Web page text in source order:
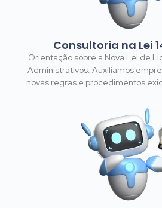
Consultoria na Lei
Orientação sobre a Nova Lei de
Administrativos. Auxiliamos
novas regras e procedimentos